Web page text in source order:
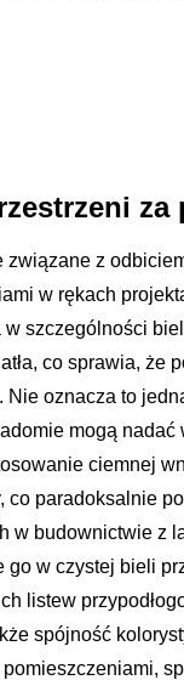
z
w rękach
szczególności
co sprawia, że
oznacza to
mogą
ciemnej
co paradoksalnie
w budownictwie z
w czystej bieli
listew
spójność